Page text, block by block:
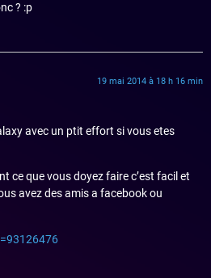
? :p
19 mai 2014 à 18 h 16 min
avec un ptit effort si vous etes
ce que vous doyez faire c’est facil et
avez des amis a facebook ou